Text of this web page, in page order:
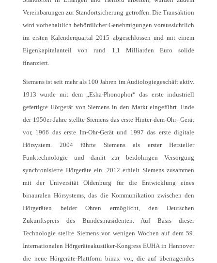
Vereinbarungen zur Standortsicherung getroffen. Die Transaktion
wird vorbehaltlich behördlicher Genehmigungen voraussichtlich
im ersten Kalenderquartal 2015 abgeschlossen und mit einem
Eigenkapitalanteil von rund 1,1 Milliarden Euro solide
finanziert.
Siemens ist seit mehr als 100 Jahren im Audiologiegeschäft aktiv.
1913 wurde mit dem „Esha-Phonophor“ das erste industriell
gefertigte Hörgerät von Siemens in den Markt eingeführt. Ende
der 1950er-Jahre stellte Siemens das erste Hinter-dem-Ohr- Gerät
vor, 1966 das erste Im-Ohr-Gerät und 1997 das erste digitale
Hörsystem. 2004 führte Siemens als erster Hersteller
Funktechnologie und damit zur beidohrigen Versorgung
synchronisierte Hörgeräte ein. 2012 erhielt Siemens zusammen
mit der Universität Oldenburg für die Entwicklung eines
binauralen Hörsystems, das die Kommunikation zwischen den
Hörgeräten beider Ohren ermöglicht, den Deutschen
Zukunftspreis des Bundespräsidenten. Auf Basis dieser
Technologie stellte Siemens vor wenigen Wochen auf dem 59.
Internationalen Hörgeräteakustiker-Kongress EUHA in Hannover
die neue Hörgeräte-Plattform binax vor, die auf überragendes